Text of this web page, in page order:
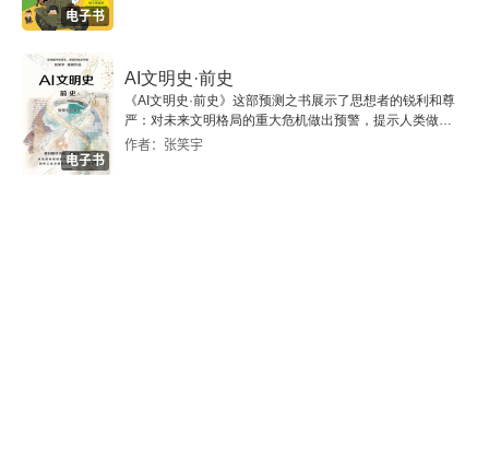
电子书
电子书
AI文明史·前史
《AI文明史·前史》这部预测之书展示了思想者的锐利和尊
严：对未来文明格局的重大危机做出预警，提示人类做出
智慧的选择。
作者：张笑宇